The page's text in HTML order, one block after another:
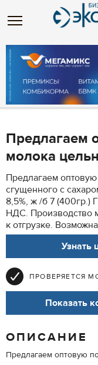
Предлагаем
молока
Предлагаем
сгущенного с
8,5%, ж /б 7 (400гр.)
НДС. Производство
к отгрузке.
Узнать
ПРОВЕРЯЕТСЯ
Показать
ОПИСАНИЕ
Предлагаем оптовую